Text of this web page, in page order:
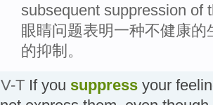
subsequent suppression of
眼睛问题表明一种不健康
的抑制。
V-T If you suppress your